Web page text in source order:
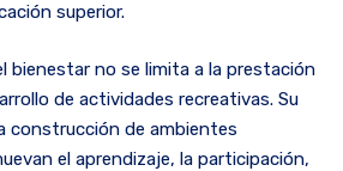
superior.
bienestar no se limita a la prestación
de actividades recreativas. Su
construcción de ambientes
el aprendizaje, la participación,